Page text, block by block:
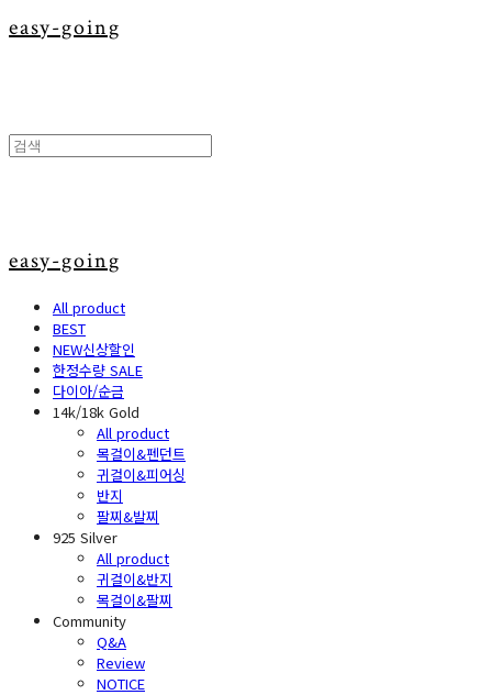
easy-going
easy-going
All product
BEST
NEW신상할인
한정수량 SALE
다이아/순금
14k/18k Gold
All product
목걸이&펜던트
귀걸이&피어싱
반지
팔찌&발찌
925 Silver
All product
귀걸이&반지
목걸이&팔찌
Community
Q&A
Review
NOTICE